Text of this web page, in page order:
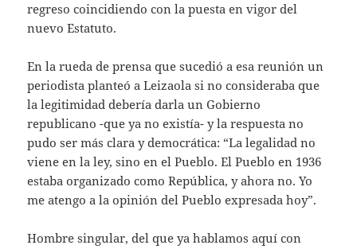
regreso coincidiendo con la puesta en vigor del
nuevo Estatuto.
En la rueda de prensa que sucedió a esa reunión un
periodista planteó a Leizaola si no consideraba que
la legitimidad debería darla un Gobierno
republicano -que ya no existía- y la respuesta no
pudo ser más clara y democrática: “La legalidad no
viene en la ley, sino en el Pueblo. El Pueblo en 1936
estaba organizado como República, y ahora no. Yo
me atengo a la opinión del Pueblo expresada hoy”.
Hombre singular, del que ya hablamos aquí con